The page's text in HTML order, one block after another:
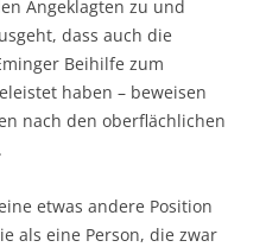
Angeklagten zu und
dass auch die
Beihilfe zum
haben – beweisen
nach den oberflächlichen
etwas andere Position
als eine Person, die zwar